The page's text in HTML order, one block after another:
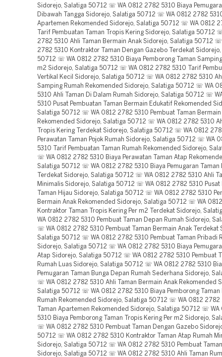
Sidorejo, Salatiga 50712 ☏ WA 0812 2782 5310 Biaya
Dibawah Tangga Sidorejo, Salatiga 50712 ☏ WA 0812 2782
Apartemen Rekomended Sidorejo, Salatiga 50712 ☏ WA 0812
Tarif Pembuatan Taman Tropis Kering Sidorejo, Salatiga 50712
2782 5310 Ahli Taman Bermain Anak Sidorejo, Salatiga 50712 ☏
2782 5310 Kontraktor Taman Dengan Gazebo Terdekat Sidorejo,
50712 ☏ WA 0812 2782 5310 Biaya Pemborong Taman Samping
m2 Sidorejo, Salatiga 50712 ☏ WA 0812 2782 5310 Tarif
Vertikal Kecil Sidorejo, Salatiga 50712 ☏ WA 0812 2782 5310
Samping Rumah Rekomended Sidorejo, Salatiga 50712 ☏ WA
5310 Ahli Taman Di Dalam Rumah Sidorejo, Salatiga 50712 ☏
5310 Pusat Pembuatan Taman Bermain Edukatif Rekomended
Salatiga 50712 ☏ WA 0812 2782 5310 Pembuat Taman Bermain
Rekomended Sidorejo, Salatiga 50712 ☏ WA 0812 2782 5310
Tropis Kering Terdekat Sidorejo, Salatiga 50712 ☏ WA 0812
Perawatan Taman Pojok Rumah Sidorejo, Salatiga 50712 ☏ WA
5310 Tarif Pembuatan Taman Rumah Rekomended Sidorejo,
☏ WA 0812 2782 5310 Biaya Perawatan Taman Atap
Salatiga 50712 ☏ WA 0812 2782 5310 Biaya Pemugaran Taman
Terdekat Sidorejo, Salatiga 50712 ☏ WA 0812 2782 5310 Ahli
Minimalis Sidorejo, Salatiga 50712 ☏ WA 0812 2782 5310 Pusat
Taman Hijau Sidorejo, Salatiga 50712 ☏ WA 0812 2782 5310
Bermain Anak Rekomended Sidorejo, Salatiga 50712 ☏ WA
Kontraktor Taman Tropis Kering Per m2 Terdekat Sidorejo,
WA 0812 2782 5310 Pembuat Taman Depan Rumah Sidorejo,
☏ WA 0812 2782 5310 Pembuat Taman Bermain Anak Terdekat
Salatiga 50712 ☏ WA 0812 2782 5310 Pembuat Taman Pribadi
Sidorejo, Salatiga 50712 ☏ WA 0812 2782 5310 Biaya
Atap Sidorejo, Salatiga 50712 ☏ WA 0812 2782 5310 Pembuat
Rumah Luas Sidorejo, Salatiga 50712 ☏ WA 0812 2782 5310
Pemugaran Taman Bunga Depan Rumah Sederhana Sidorejo,
☏ WA 0812 2782 5310 Ahli Taman Bermain Anak Rekomended
Salatiga 50712 ☏ WA 0812 2782 5310 Biaya Pemborong Taman
Rumah Rekomended Sidorejo, Salatiga 50712 ☏ WA 0812 2782
Taman Apartemen Rekomended Sidorejo, Salatiga 50712 ☏
5310 Biaya Pemborong Taman Tropis Kering Per m2 Sidorejo,
☏ WA 0812 2782 5310 Pembuat Taman Dengan Gazebo
50712 ☏ WA 0812 2782 5310 Kontraktor Taman Atap Rumah
Sidorejo, Salatiga 50712 ☏ WA 0812 2782 5310 Pembuat
Sidorejo, Salatiga 50712 ☏ WA 0812 2782 5310 Ahli Taman